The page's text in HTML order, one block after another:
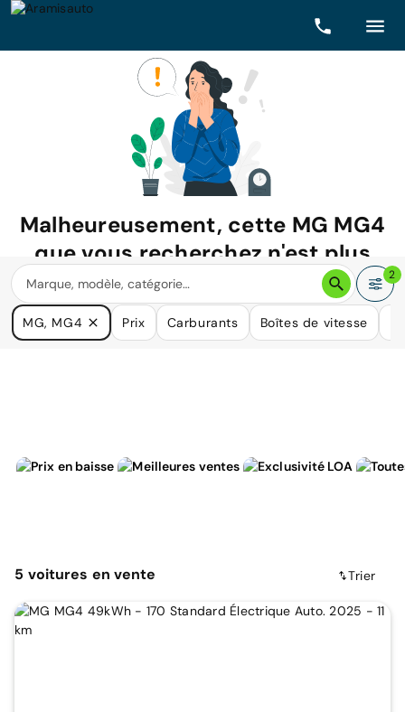
Malheureusement, cette MG MG4
que vous recherchez n'est plus
disponible.
Nous avons de nombreuses voitures qui pourraient répondre
à vos besoins.
2
MG, MG4 Prix Carburants Boîtes de vitesse
5 voitures en vente Trier